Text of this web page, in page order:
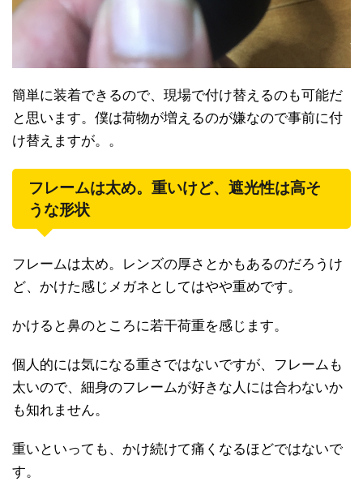
簡単に装着できるので、現場で付け替えるのも可能だ
と思います。僕は荷物が増えるのが嫌なので事前に付
け替えますが。。
フレームは太め。重いけど、遮光性は高そ
うな形状
フレームは太め。レンズの厚さとかもあるのだろうけ
ど、かけた感じメガネとしてはやや重めです。
かけると鼻のところに若干荷重を感じます。
個人的には気になる重さではないですが、フレームも
太いので、細身のフレームが好きな人には合わないか
も知れません。
重いといっても、かけ続けて痛くなるほどではないで
す。